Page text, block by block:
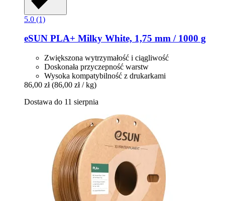
5.0 (1)
eSUN PLA+ Milky White, 1,75 mm / 1000 g
Zwiększona wytrzymałość i ciągliwość
Doskonała przyczepność warstw
Wysoka kompatybilność z drukarkami
86,00 zł (86,00 zł / kg)
Dostawa do 11 sierpnia